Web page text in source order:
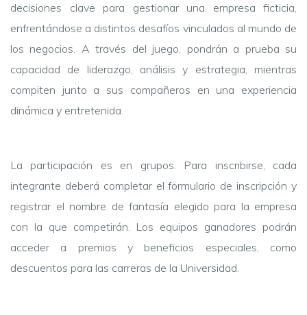
decisiones clave para gestionar una empresa ficticia,
enfrentándose a distintos desafíos vinculados al mundo de
los negocios. A través del juego, pondrán a prueba su
capacidad de liderazgo, análisis y estrategia, mientras
compiten junto a sus compañeros en una experiencia
dinámica y entretenida.
La participación es en grupos. Para inscribirse, cada
integrante deberá completar el formulario de inscripción y
registrar el nombre de fantasía elegido para la empresa
con la que competirán. Los equipos ganadores podrán
acceder a premios y beneficios especiales, como
descuentos para las carreras de la Universidad.